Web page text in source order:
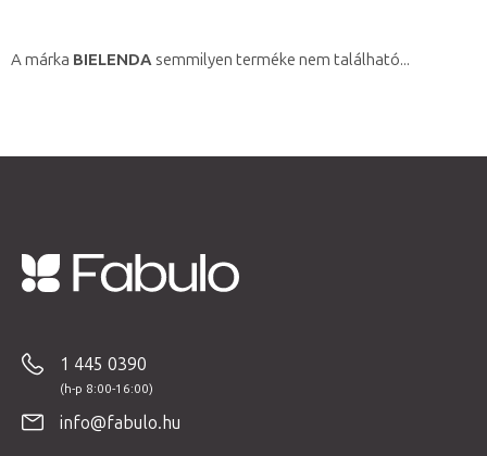
A márka BIELENDAsemmilyen terméke nem található...
1 445 0390
info@fabulo.hu